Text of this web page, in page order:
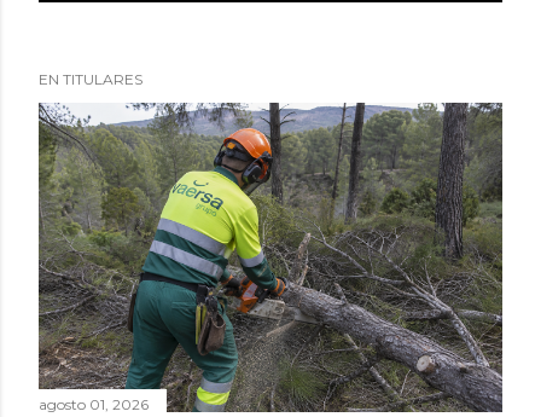
EN TITULARES
agosto 01, 2026